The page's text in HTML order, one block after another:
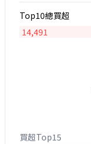
Top10總買超
14,491
買超Top15